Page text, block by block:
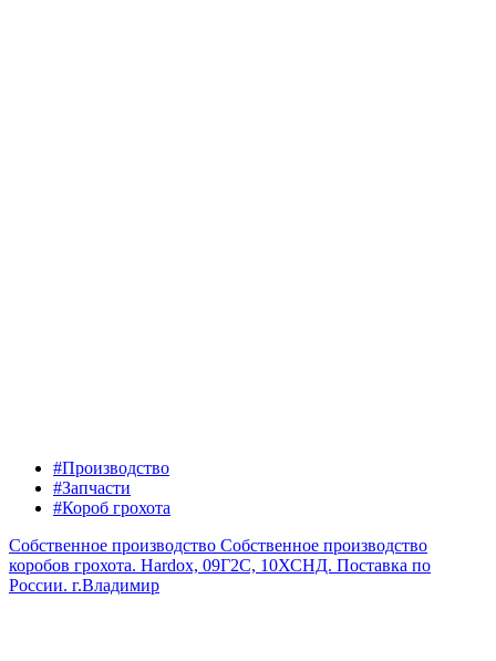
#Производство
#Запчасти
#Короб грохота
Собственное производство Собственное производство
коробов грохота. Hardox, 09Г2С, 10ХСНД. Поставка по
России. г.Владимир